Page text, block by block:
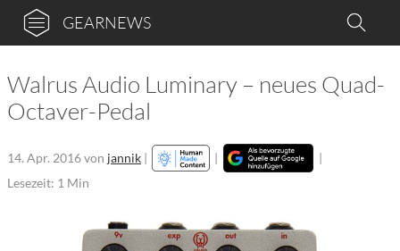
GEARNEWS
Walrus Audio Luminary – neues Quad-
Octaver-Pedal
14. Apr. 2016von jannik | |
|
Lesezeit: 1 Min